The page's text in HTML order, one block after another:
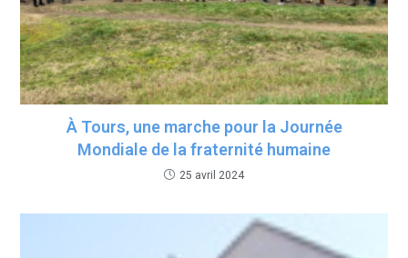
À Tours, une marche pour la Journée
Mondiale de la fraternité humaine
25 avril 2024